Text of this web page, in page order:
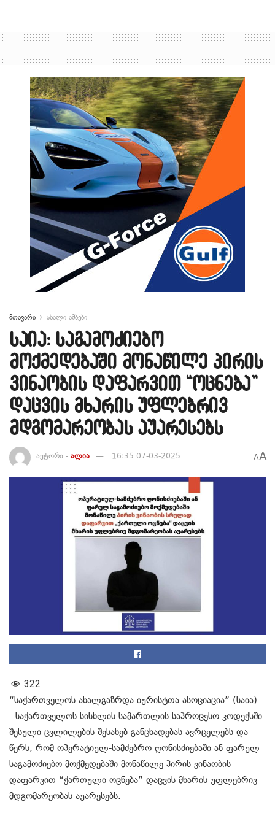
მთავარი ახალი ამბები
საია: საგამოძიებო
მოქმედებაში მონაწილე პირის
ვინაობის დაფარვით “ოცნება”
დაცვის მხარის უფლებრივ
მდგომარეობას აუარესებს
ავტორი - ალია 16:35 07-03-2025 AA
322
“საქართველოს ახალგაზრდა იურისტთა ასოციაცია” (საია)
საქართველოს სისხლის სამართლის საპროცესო კოდექსში
შესული ცვლილების შესახებ განცხადებას ავრცელებს და
წერს, რომ ოპერატიულ-სამძებრო ღონისძიებაში ან ფარულ
საგამოძიებო მოქმედებაში მონაწილე პირის ვინაობის
დაფარვით “ქართული ოცნება” დაცვის მხარის უფლებრივ
მდგომარეობას აუარესებს.